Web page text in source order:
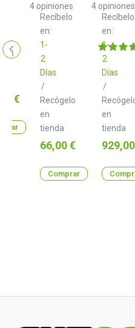
€
Recíbelo
en:
1-
2
Días
/
Recógelo
en
tienda
4 opiniones
Precio
66,00 €
Comprar
Recíbelo
en:
1-
2
Días
/
en
tienda
4 opiniones
Precio